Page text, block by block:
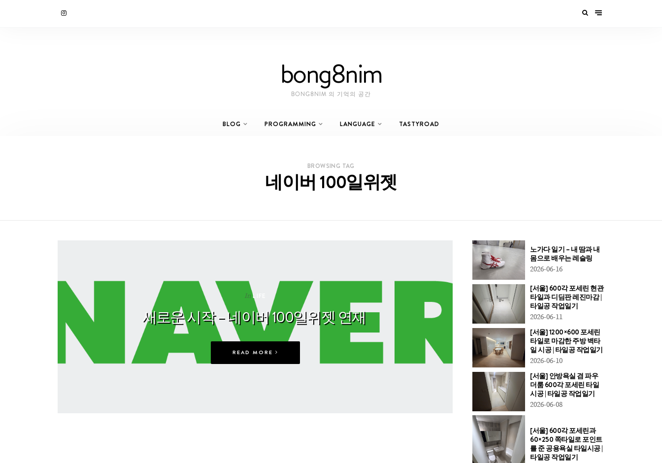
bong8nim
BONG8NIM 의 기억의 공간
BLOG PROGRAMMING LANGUAGE TASTYROAD
BROWSING TAG
네이버 100일위젯
In LIFE
새로운 시작 – 네이버 100일위젯 연재
READ MORE
노가다 일기 – 내 땀과 내
몸으로 배우는 레슬링
2026-06-16
[서울] 600각 포세린 현관
타일과 디딤판 레진마감 |
타일공 작업일기
2026-06-11
[서울] 1200×600 포세린
타일로 마감한 주방 벽타
일 시공 | 타일공 작업일기
2026-06-10
[서울] 안방욕실 겸 파우
더룸 600각 포세린 타일
시공 | 타일공 작업일기
2026-06-08
[서울] 600각 포세린과
60×250 쪽타일로 포인트
를 준 공용욕실 타일시공 |
타일공 작업일기